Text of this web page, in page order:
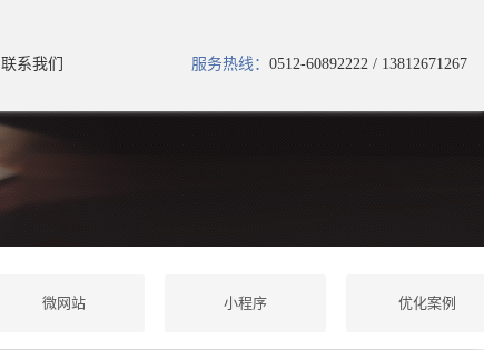
联系我们 服务热线： 0512-60892222 / 13812671267
微网站 小程序 优化案例